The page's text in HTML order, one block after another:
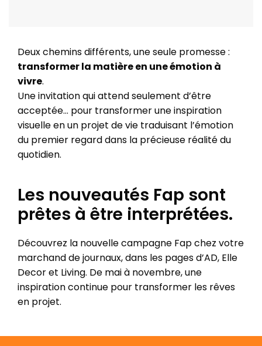
Deux chemins différents, une seule promesse :
transformer la matière en une émotion à
vivre.
Une invitation qui attend seulement d’être
acceptée... pour transformer une inspiration
visuelle en un projet de vie traduisant l’émotion
du premier regard dans la précieuse réalité du
quotidien.
Les nouveautés Fap sont
prêtes à être interprétées.
Découvrez la nouvelle campagne Fap chez votre
marchand de journaux, dans les pages d’AD, Elle
Decor et Living. De mai à novembre, une
inspiration continue pour transformer les rêves
en projet.